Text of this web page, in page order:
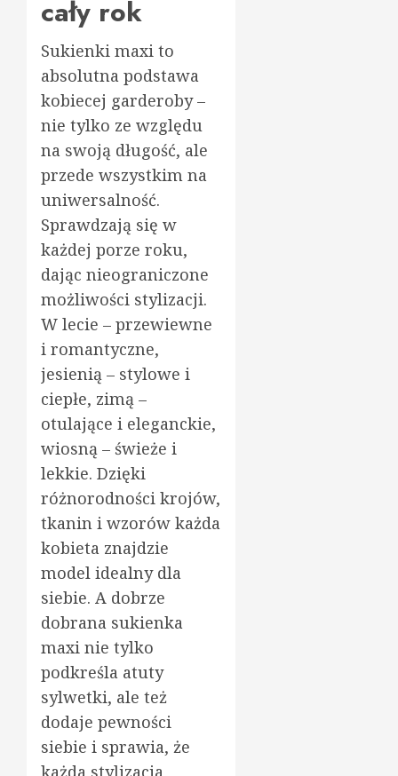
cały rok
Sukienki maxi to
absolutna podstawa
kobiecej garderoby –
nie tylko ze względu
na swoją długość, ale
przede wszystkim na
uniwersalność.
Sprawdzają się w
każdej porze roku,
dając nieograniczone
możliwości stylizacji.
W lecie – przewiewne
i romantyczne,
jesienią – stylowe i
ciepłe, zimą –
otulające i eleganckie,
wiosną – świeże i
lekkie. Dzięki
różnorodności krojów,
tkanin i wzorów każda
kobieta znajdzie
model idealny dla
siebie. A dobrze
dobrana sukienka
maxi nie tylko
podkreśla atuty
sylwetki, ale też
dodaje pewności
siebie i sprawia, że
każda stylizacja